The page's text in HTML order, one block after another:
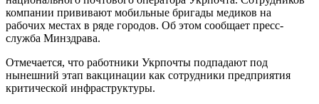
компании прививают мобильные бригады медиков на
рабочих местах в ряде городов. Об этом сообщает пресс-
служба Минздрава.
Отмечается, что работники Укрпочты подпадают под
нынешний этап вакцинации как сотрудники предприятия
критической инфраструктуры.